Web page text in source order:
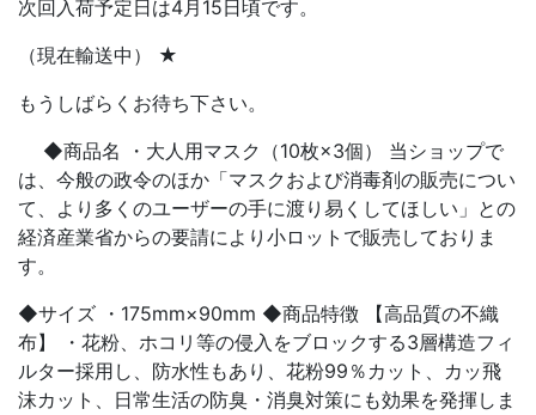
次回入荷予定日は4月15日頃です。
（現在輸送中） ★
もうしばらくお待ち下さい。
◆商品名 ・大人用マスク（10枚×3個） 当ショップで
は、今般の政令のほか「マスクおよび消毒剤の販売につい
て、より多くのユーザーの手に渡り易くしてほしい」との
経済産業省からの要請により小ロットで販売しておりま
す。
◆サイズ ・175mm×90mm ◆商品特徴 【高品質の不織
布】 ・花粉、ホコリ等の侵入をブロックする3層構造フィ
ルター採用し、防水性もあり、花粉99％カット、カッ飛
沫カット、日常生活の防臭・消臭対策にも効果を発揮しま